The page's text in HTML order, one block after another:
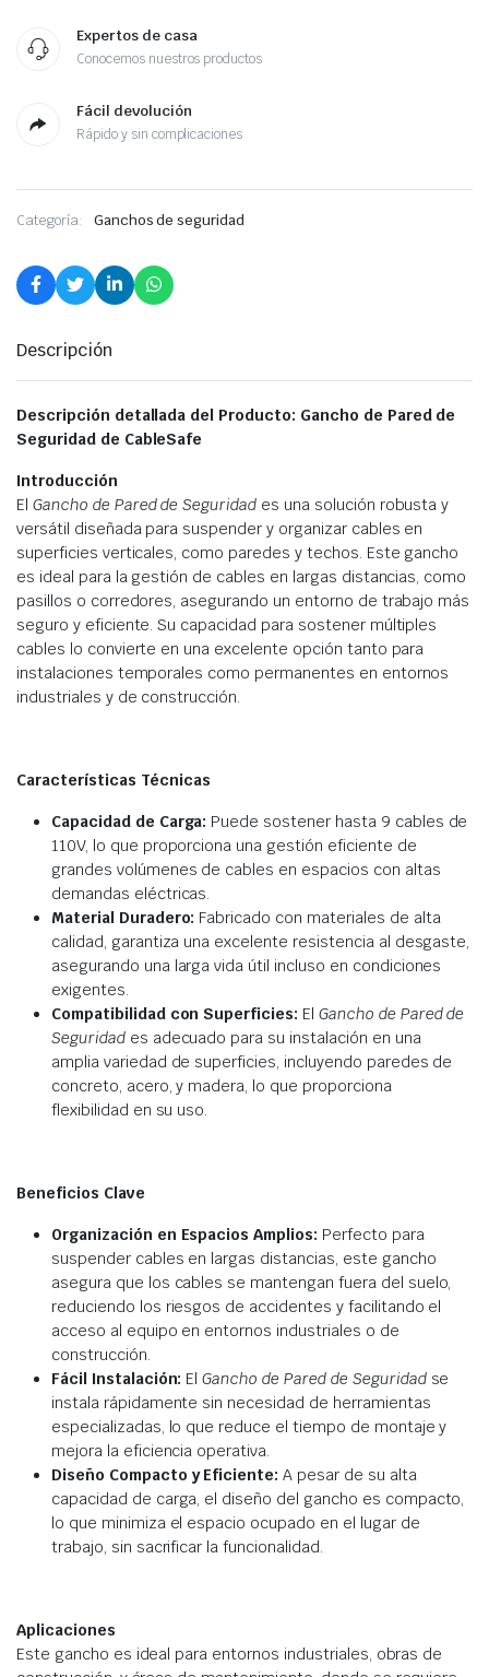
Expertos de casa
Conocemos nuestros productos
Fácil devolución
Rápido y sin complicaciones
Categoría: Ganchos de seguridad
Descripción
Descripción detallada del Producto: Gancho de Pared de
Seguridad de CableSafe
Introducción
El Gancho de Pared de Seguridad es una solución robusta y
versátil diseñada para suspender y organizar cables en
superficies verticales, como paredes y techos. Este gancho
es ideal para la gestión de cables en largas distancias, como
pasillos o corredores, asegurando un entorno de trabajo más
seguro y eficiente. Su capacidad para sostener múltiples
cables lo convierte en una excelente opción tanto para
instalaciones temporales como permanentes en entornos
industriales y de construcción.
Características Técnicas
Capacidad de Carga: Puede sostener hasta 9 cables de
110V, lo que proporciona una gestión eficiente de
grandes volúmenes de cables en espacios con altas
demandas eléctricas.
Material Duradero: Fabricado con materiales de alta
calidad, garantiza una excelente resistencia al desgaste,
asegurando una larga vida útil incluso en condiciones
exigentes.
Compatibilidad con Superficies: El Gancho de Pared de
Seguridades adecuado para su instalación en una
amplia variedad de superficies, incluyendo paredes de
concreto, acero, y madera, lo que proporciona
flexibilidad en su uso.
Beneficios Clave
Organización en Espacios Amplios: Perfecto para
suspender cables en largas distancias, este gancho
asegura que los cables se mantengan fuera del suelo,
reduciendo los riesgos de accidentes y facilitando el
acceso al equipo en entornos industriales o de
construcción.
Fácil Instalación: ElGancho de Pared de Seguridadse
instala rápidamente sin necesidad de herramientas
especializadas, lo que reduce el tiempo de montaje y
mejora la eficiencia operativa.
Diseño Compacto y Eficiente: A pesar de su alta
capacidad de carga, el diseño del gancho es compacto,
lo que minimiza el espacio ocupado en el lugar de
trabajo, sin sacrificar la funcionalidad.
Aplicaciones
Este gancho es ideal para entornos industriales, obras de